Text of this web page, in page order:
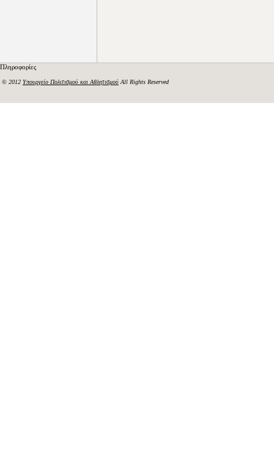
Πληροφορίες
© 2012 Υπουργείο Πολιτισμού και Αθλητισμού All Rights Reserved